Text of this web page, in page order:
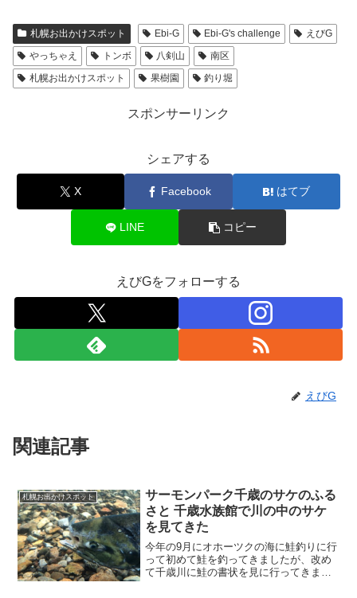
札幌お出かけスポット Ebi-G Ebi-G's challenge
えびG
やっちゃえ
トンボ 八剣山
南区
札幌お出かけスポット
果樹園 釣り堀
スポンサーリンク
シェアする
X Facebook はてブ
LINE コピー
えびGをフォローする
えびG
関連記事
札幌お出かけスポット
サーモンパーク千歳のサケのふる
さと 千歳水族館で川の中のサケ
を見てきた
今年の9月にオホーツクの海に鮭釣りに行
って初めて鮭を釣ってきましたが、改め
て千歳川に鮭の書状を見に行ってきまし